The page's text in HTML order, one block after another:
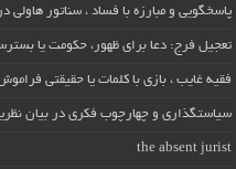
پاسخگویی و مبارزه با فساد ، سناتور هاولی
تعجیل فرج: دعا برای ظهور، حکومت یا
فقیه غایب ، بازی با کلمات یا حقیقتی
سیاستگذاری و چهارچوب فکری در بیان
the absent jurist